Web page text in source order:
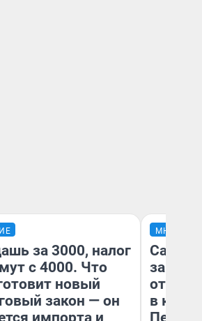
за 3000, налог
с 4000. Что
новый
закон — он
импорта и
МНЕНИЕ
Самая
в